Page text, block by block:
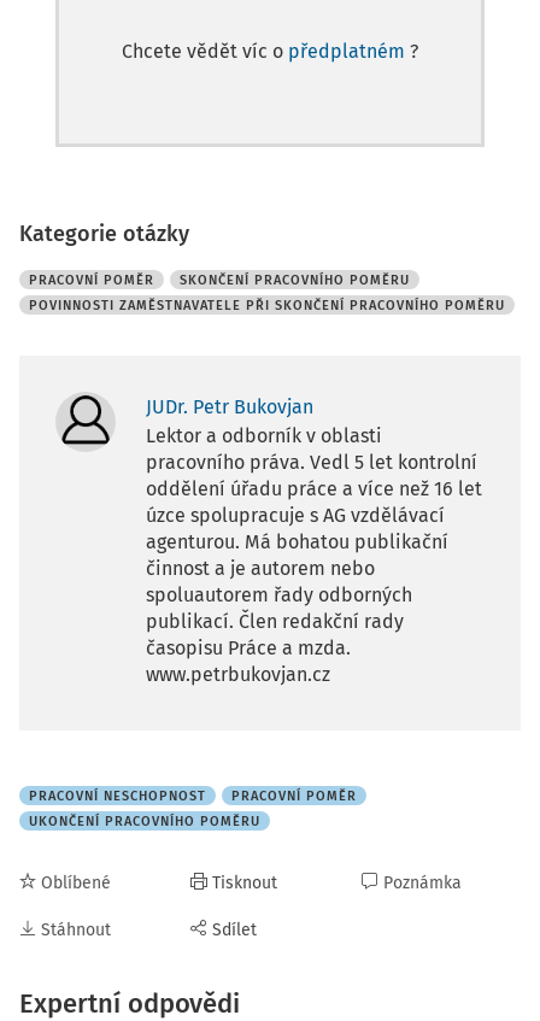
Chcete vědět víc o předplatném ?
Kategorie otázky
PRACOVNÍ POMĚR
SKONČENÍ PRACOVNÍHO POMĚRU
POVINNOSTI ZAMĚSTNAVATELE PŘI SKONČENÍ PRACOVNÍHO POMĚRU
JUDr. Petr Bukovjan
Lektor a odborník v oblasti
pracovního práva. Vedl 5 let kontrolní
oddělení úřadu práce a více než 16 let
úzce spolupracuje s AG vzdělávací
agenturou. Má bohatou publikační
činnost a je autorem nebo
spoluautorem řady odborných
publikací. Člen redakční rady
časopisu Práce a mzda.
www.petrbukovjan.cz
PRACOVNÍ NESCHOPNOST
PRACOVNÍ POMĚR
UKONČENÍ PRACOVNÍHO POMĚRU
Oblíbené
Stáhnout
Tisknout
Sdílet
Poznámka
Expertní odpovědi